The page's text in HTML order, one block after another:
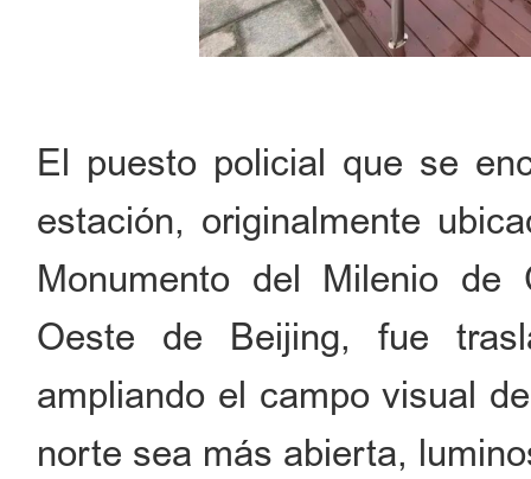
El puesto policial que se
estación, originalmente
Monumento del Milenio
Oeste de Beijing, fue
ampliando el campo visual
norte sea más abierta,